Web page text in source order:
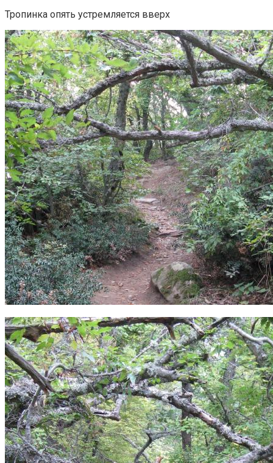
Тропинка опять устремляется вверх